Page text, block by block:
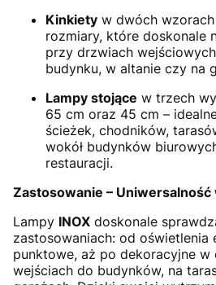
Kinkiety w dwóch
rozmiary, które doskonale
przy drzwiach
budynku, w altanie czy na
Lampy stojące w trzech
65 cm oraz 45 cm –
ścieżek, chodników,
wokół budynków
restauracji.
Zastosowanie –
Lampy INOX doskonale
zastosowaniach: od oświetlenia
punktowe, aż po dekoracyjne w
wejściach do budynków, na